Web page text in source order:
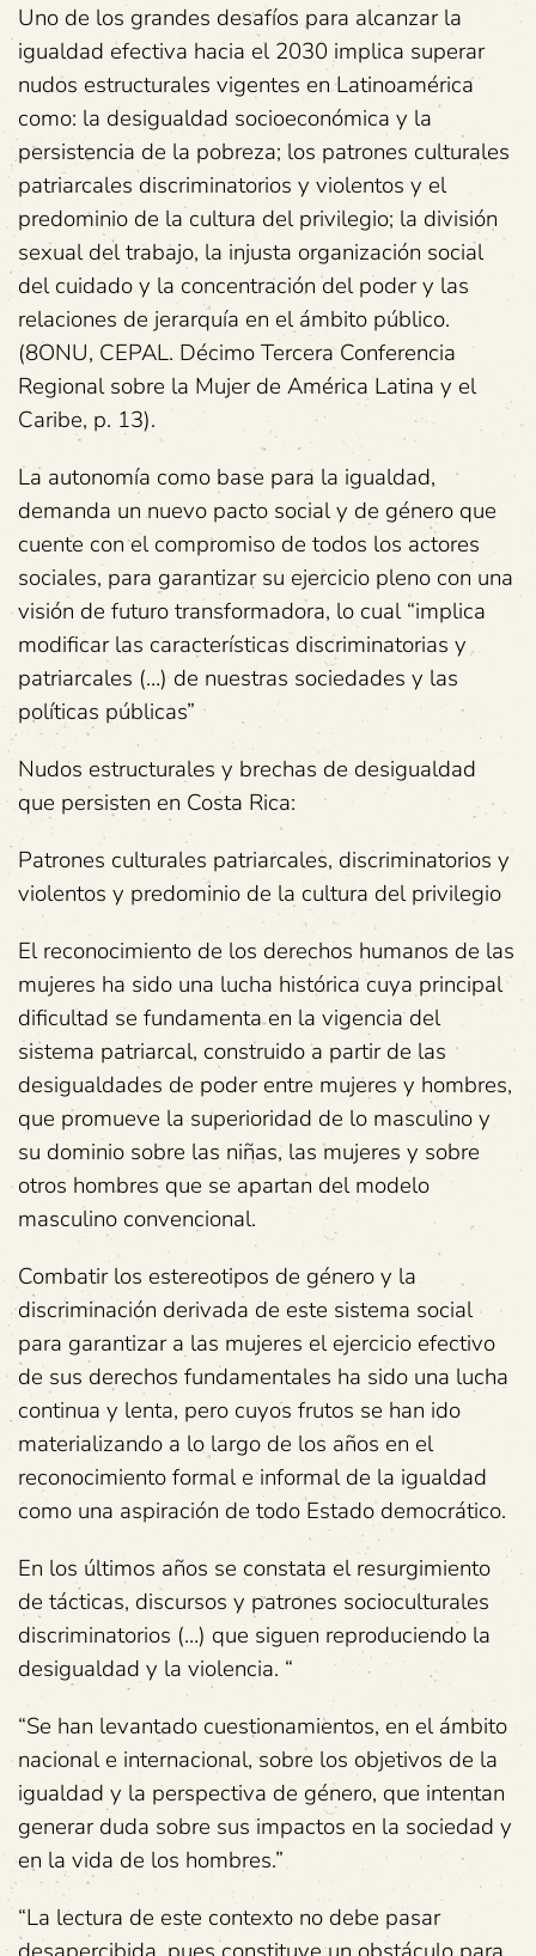
Uno de los grandes desafíos para alcanzar la
igualdad efectiva hacia el 2030 implica superar
nudos estructurales vigentes en Latinoamérica
como: la desigualdad socioeconómica y la
persistencia de la pobreza; los patrones culturales
patriarcales discriminatorios y violentos y el
predominio de la cultura del privilegio; la división
sexual del trabajo, la injusta organización social
del cuidado y la concentración del poder y las
relaciones de jerarquía en el ámbito público.
(8ONU, CEPAL. Décimo Tercera Conferencia
Regional sobre la Mujer de América Latina y el
Caribe, p. 13).
La autonomía como base para la igualdad,
demanda un nuevo pacto social y de género que
cuente con el compromiso de todos los actores
sociales, para garantizar su ejercicio pleno con una
visión de futuro transformadora, lo cual “implica
modificar las características discriminatorias y
patriarcales (…) de nuestras sociedades y las
políticas públicas”
Nudos estructurales y brechas de desigualdad
que persisten en Costa Rica:
Patrones culturales patriarcales, discriminatorios y
violentos y predominio de la cultura del privilegio
El reconocimiento de los derechos humanos de las
mujeres ha sido una lucha histórica cuya principal
dificultad se fundamenta en la vigencia del
sistema patriarcal, construido a partir de las
desigualdades de poder entre mujeres y hombres,
que promueve la superioridad de lo masculino y
su dominio sobre las niñas, las mujeres y sobre
otros hombres que se apartan del modelo
masculino convencional.
Combatir los estereotipos de género y la
discriminación derivada de este sistema social
para garantizar a las mujeres el ejercicio efectivo
de sus derechos fundamentales ha sido una lucha
continua y lenta, pero cuyos frutos se han ido
materializando a lo largo de los años en el
reconocimiento formal e informal de la igualdad
como una aspiración de todo Estado democrático.
En los últimos años se constata el resurgimiento
de tácticas, discursos y patrones socioculturales
discriminatorios (…) que siguen reproduciendo la
desigualdad y la violencia. “
“Se han levantado cuestionamientos, en el ámbito
nacional e internacional, sobre los objetivos de la
igualdad y la perspectiva de género, que intentan
generar duda sobre sus impactos en la sociedad y
en la vida de los hombres.”
“La lectura de este contexto no debe pasar